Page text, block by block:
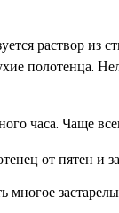
раствор из
полотенца.
часа. Чаще
многое